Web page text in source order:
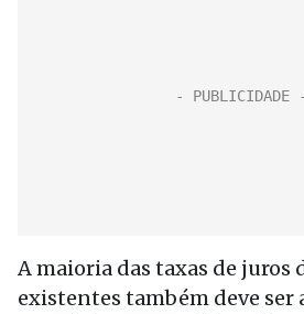
A maioria das taxas de juros
existentes também deve ser